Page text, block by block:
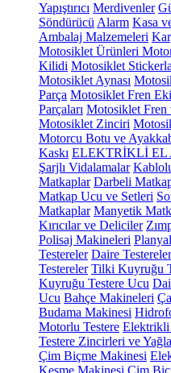
Yapıştırıcı Merdivenler
Söndürücü Alarm Kasa
Ambalaj Malzemeleri
Motosiklet Ürünleri
Kilidi Motosiklet
Motosiklet Aynası
Parça Motosiklet Fren
Parçaları Motosiklet
Motosiklet Zinciri
Motorcu Botu ve
Kaskı ELEKTRİKLİ EL
Şarjlı Vidalamalar
Matkaplar Darbeli
Matkap Ucu ve Setleri
Matkaplar Manyetik
Kırıcılar ve Deliciler
Polisaj Makineleri
Testereler Daire Testereler
Testereler Tilki Kuyruğu
Kuyruğu Testere Ucu
Ucu Bahçe Makineleri
Budama Makinesi
Motorlu Testere Elektrikli
Testere Zincirleri ve
Çim Biçme Makinesi
Kesme Makinesi Çim